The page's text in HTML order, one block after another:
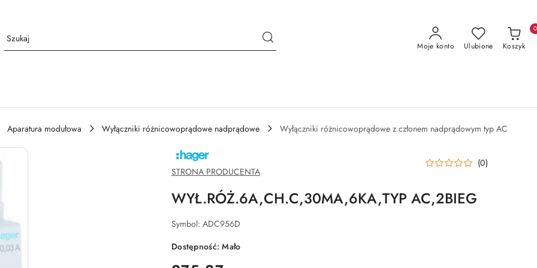
Moje konto Ulubione Koszyk
0
Aparatura modułowa Wyłączniki różnicowoprądowe nadprądowe
Wyłączniki różnicowoprądowe z członem nadprądowym typ AC
NAZWA
PRODUCENTA:
HAGER
STRONA PRODUCENTA
(0)
WYŁ.RÓŻ.6A,CH.C,30MA,6KA,TYP AC,2BIEG
Symbol: ADC956D
Dostępność:Mało